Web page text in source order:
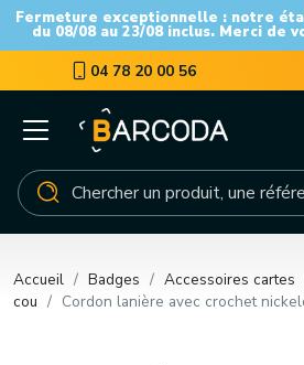
Fermeture exceptionnelle : notre
du 08/08 au 23/08 inclus. Merci de
04 78 20 00 56
Accueil Badges Accessoires cartes
cou
Cordon lanière avec crochet